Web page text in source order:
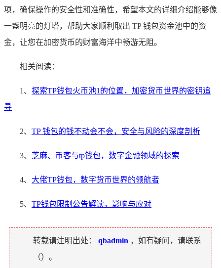
项，确保操作的安全性和准确性，希望本文的详细介绍能够像
一盏明亮的灯塔，帮助大家顺利取出 TP 钱包资金池中的资
金，让您在加密货币的财富海洋中畅游无阻。
相关阅读：
1、 探索TP钱包火币池1的位置，加密货币世界的密钥追
寻
2、 TP 钱包的钱不动会不会，安全与风险的深度剖析
3、 芝麻、币客与tp钱包，数字金融领域的探索
4、 大佬TP钱包，数字货币世界的领航者
5、 TP钱包限制公告解读，影响与应对
转载请注明出处： qbadmin ，如有疑问，请联系
（）。